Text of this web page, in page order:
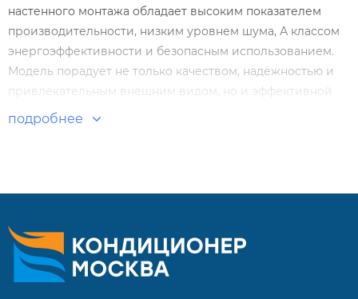
настенного монтажа обладает высоким показателем
производительности, низким уровнем шума, А классом
энергоэффективности и безопасным использованием.
Модель порадует не только качеством, надёжностью и
привлекательным внешним видом, но и эффективной
системой очистки воздуха.
Интеллектуальная разморозка.
Автоматическая работа, экономичный режим.
подробнее